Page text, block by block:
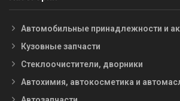
Автомобильные принадлежности и
Кузовные запчасти
Стеклоочистители, дворники
Автохимия, автокосметика и